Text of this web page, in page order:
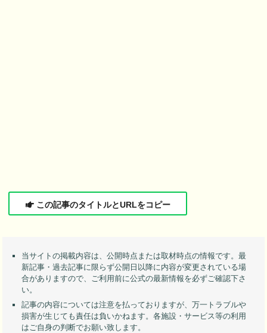
この記事のタイトルとURLをコピー
当サイトの掲載内容は、公開時点または取材時点の情報です。最
新記事・過去記事に限らず公開日以降に内容が変更されている場
合がありますので、ご利用前に公式の最新情報を必ずご確認下さ
い。
記事の内容については注意を払っておりますが、万一トラブルや
損害が生じても責任は負いかねます。各施設・サービス等の利用
はご自身の判断でお願い致します。